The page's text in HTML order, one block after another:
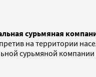
сурьмяная
на территории
сурьмяной